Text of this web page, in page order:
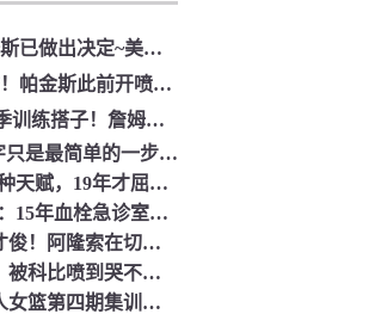
【体育资讯】詹姆斯已做出决定~美记：NBA预计会如期公布新赛
【集锦】没有老詹！帕金斯此前开喷：湖人靠东契奇和里夫斯没人会
[体育头条]多年夏季训练搭子！詹姆斯此前已经和马克西一同训练
【有道理嘛?】签字只是最简单的一步！米兰继续补充生力军！
【锡安】莫兰特这种天赋，19年才屈居第二，原来是出了锡安这个
【球迷看点】波什：15年血栓急诊室吸氧看到球队交易，我仍想复
[你怎么看？]青年才俊！阿隆索在切尔西上任后的第七堂训练课！
[篮球]林书豪此前：被科比喷到哭不是真的，但我和他曾五个月没
[球迷报道]中国三人女篮第四期集训开启 全力备战亚运会&奥运